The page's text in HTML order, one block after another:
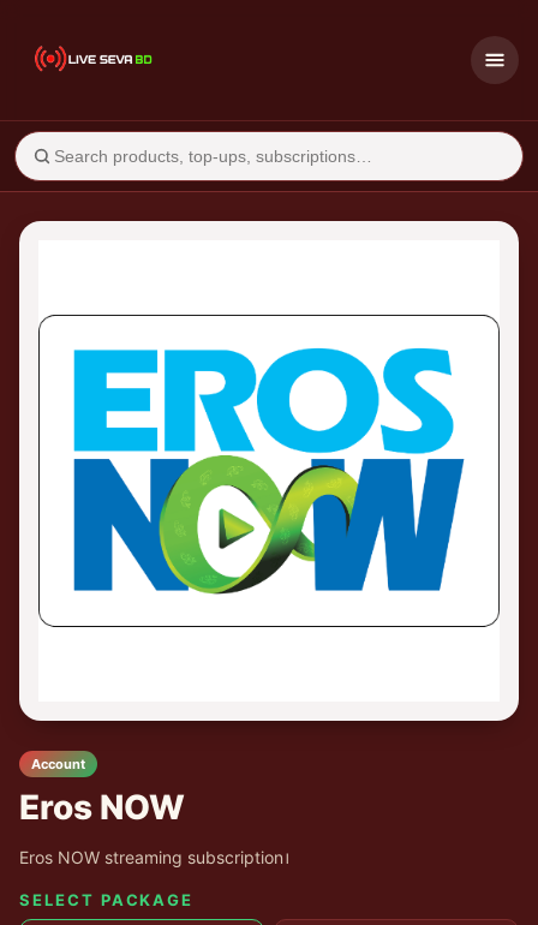
Account
Eros NOW
Eros NOW streaming subscription।
SELECT PACKAGE